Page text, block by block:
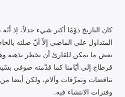
‬وفترات‭ ‬الانتشاء‭ ‬فيه‭. ‬